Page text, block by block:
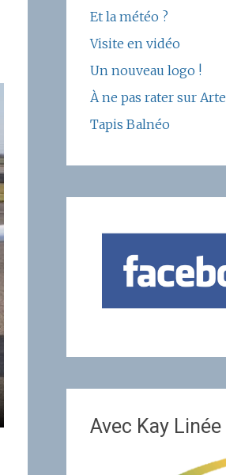
Et la météo ?
Visite en vidéo
Un nouveau logo !
À ne pas rater sur Arte
Tapis Balnéo
Avec Kay Linée